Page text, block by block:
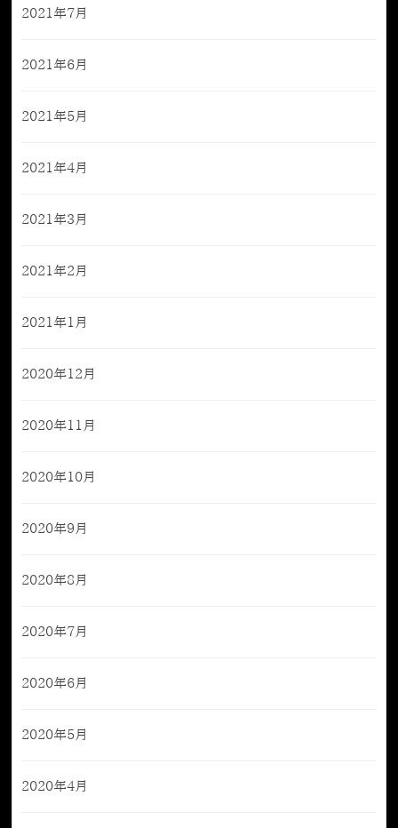
2021年7月
2021年6月
2021年5月
2021年4月
2021年3月
2021年2月
2021年1月
2020年12月
2020年11月
2020年10月
2020年9月
2020年8月
2020年7月
2020年6月
2020年5月
2020年4月